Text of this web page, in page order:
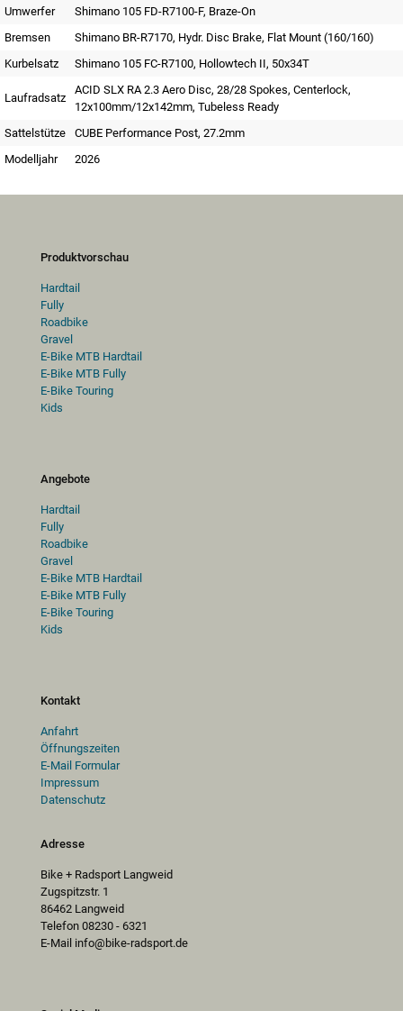
Umwerfer
Shimano 105 FD-R7100-F, Braze-On
Bremsen
Shimano BR-R7170, Hydr. Disc Brake, Flat Mount (160/160)
Kurbelsatz
Shimano 105 FC-R7100, Hollowtech II, 50x34T
Laufradsatz
ACID SLX RA 2.3 Aero Disc, 28/28 Spokes, Centerlock,
12x100mm/12x142mm, Tubeless Ready
Sattelstütze
CUBE Performance Post, 27.2mm
Modelljahr
2026
Produktvorschau
Hardtail
Fully
Roadbike
Gravel
E-Bike MTB Hardtail
E-Bike MTB Fully
E-Bike Touring
Kids
Angebote
Hardtail
Fully
Roadbike
Gravel
E-Bike MTB Hardtail
E-Bike MTB Fully
E-Bike Touring
Kids
Kontakt
Anfahrt
Öffnungszeiten
E-Mail Formular
Impressum
Datenschutz
Adresse
Bike + Radsport Langweid
Zugspitzstr. 1
86462 Langweid
Telefon 08230 - 6321
E-Mail info@bike-radsport.de